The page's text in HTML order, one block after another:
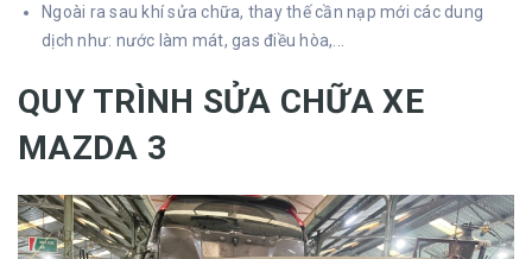
Ngoài ra sau khí sửa chữa, thay thế cần nạp mới các dung
dịch như: nước làm mát, gas điều hòa,...
QUY TRÌNH SỬA CHỮA XE
MAZDA 3